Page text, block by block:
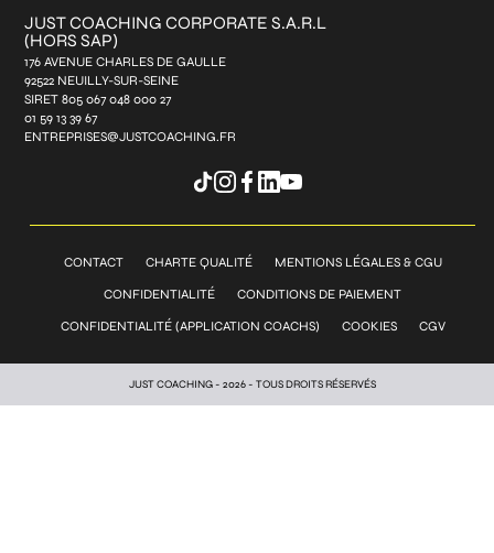
JUST COACHING CORPORATE S.A.R.L
(HORS SAP)
176 AVENUE CHARLES DE GAULLE
92522 NEUILLY-SUR-SEINE
SIRET 805 067 048 000 27
01 59 13 39 67
ENTREPRISES@JUSTCOACHING.FR
CONTACT CHARTE QUALITÉ MENTIONS LÉGALES & CGU
CONFIDENTIALITÉ CONDITIONS DE PAIEMENT
CONFIDENTIALITÉ (APPLICATION COACHS) COOKIES CGV
JUST COACHING - 2026 - TOUS DROITS RÉSERVÉS